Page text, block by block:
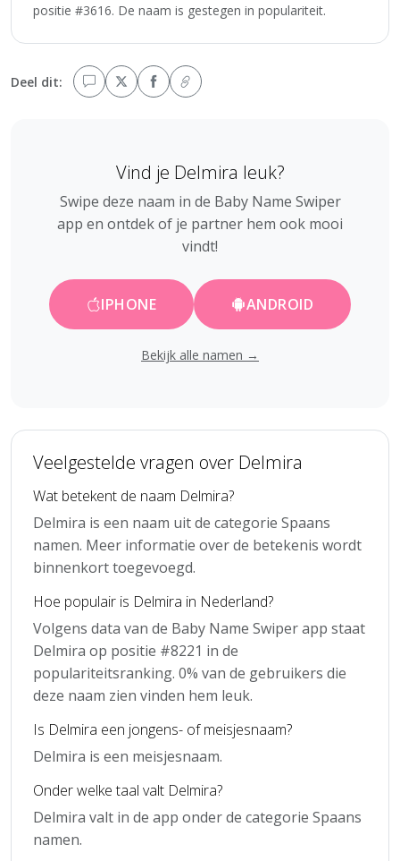
positie #3616. De naam is gestegen in populariteit.
Deel dit:
Vind je Delmira leuk?
Swipe deze naam in de Baby Name Swiper
app en ontdek of je partner hem ook mooi
vindt!
IPHONE ANDROID
Bekijk alle namen →
Veelgestelde vragen over Delmira
Wat betekent de naam Delmira?
Delmira is een naam uit de categorie Spaans
namen. Meer informatie over de betekenis wordt
binnenkort toegevoegd.
Hoe populair is Delmira in Nederland?
Volgens data van de Baby Name Swiper app staat
Delmira op positie #8221 in de
populariteitsranking. 0% van de gebruikers die
deze naam zien vinden hem leuk.
Is Delmira een jongens- of meisjesnaam?
Delmira is een meisjesnaam.
Onder welke taal valt Delmira?
Delmira valt in de app onder de categorie Spaans
namen.